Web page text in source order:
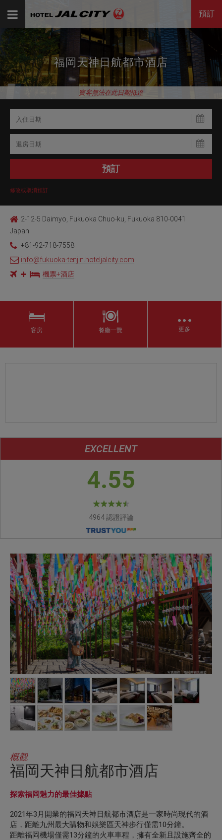
預訂
福岡天神日航都市酒店
賓客無法在此日期抵達
修改或取消預訂
2-12-5 Daimyo, Fukuoka Chuo-ku, Fukuoka 810-0041
Japan
+81-92-718-7558
info@fukuoka-tenjin.hoteljalcity.com
機票+酒店
客房 餐廳一覽
…
更多
EXCELLENT
4.55
4964 認證評論
概觀
福岡天神日航都市酒店
探索福岡魅力的最佳據點
2021年3月開業的福岡天神日航都市酒店是一家時尚現代的酒
店，距離九州最大購物和娛樂區天神步行僅需10分鐘。
距離福岡機場僅需13分鐘的火車車程，擁有全新且設施齊全的